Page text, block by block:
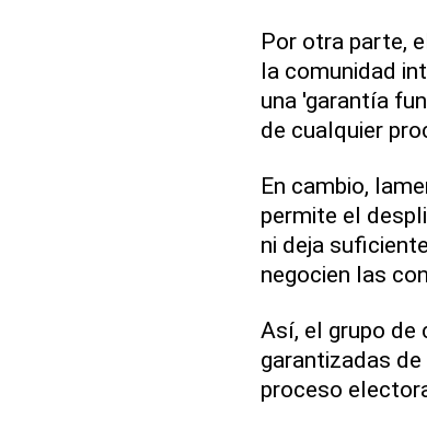
Por otra parte,
la comunidad
una 'garantía
de cualquier
En cambio,
permite el
ni deja
negocien las
Así, el grupo
garantizadas
proceso